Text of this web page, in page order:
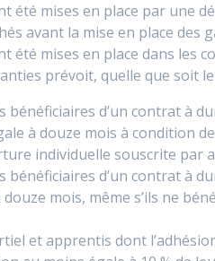
été mises en place par une
avant la mise en place des
été mises en place dans les
prévoit, quelle que soit
bénéficiaires d’un contrat à
à douze mois à condition
individuelle souscrite par
bénéficiaires d’un contrat à
mois, même s’ils ne
et apprentis dont